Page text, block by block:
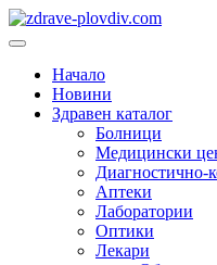
Преминете
към
Основно
Начало
Новини
Здравен каталог
Болници
Медицински
Диагностично-
Аптеки
Лаборатории
Оптики
Лекари